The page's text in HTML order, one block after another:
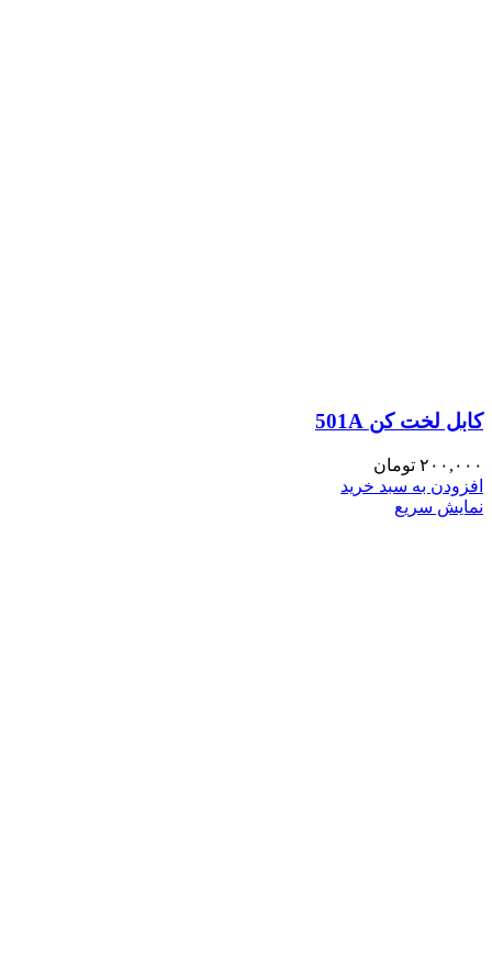
کابل لخت کن 501A
۲۰۰,۰۰۰ تومان
افزودن به سبد خرید
نمایش سریع